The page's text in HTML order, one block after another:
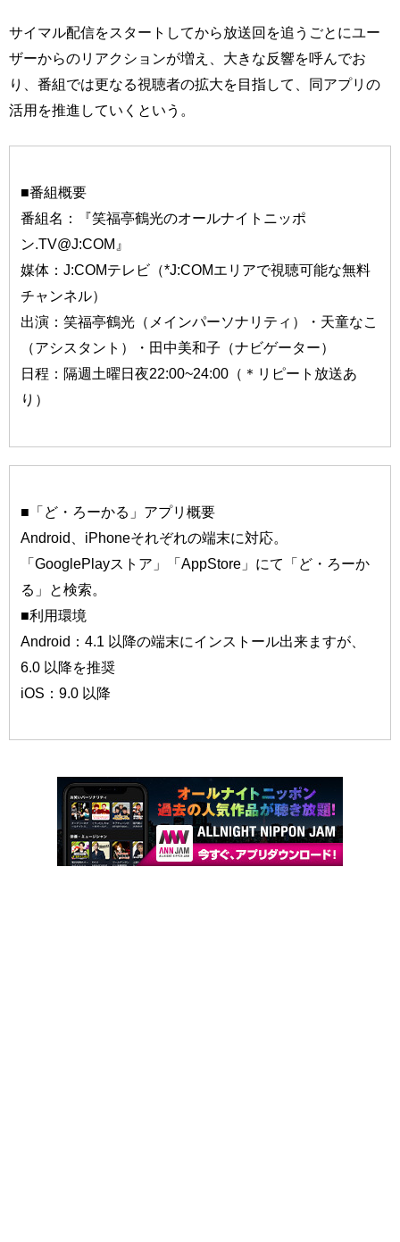
サイマル配信をスタートしてから放送回を追うごとにユー
ザーからのリアクションが増え、大きな反響を呼んでお
り、番組では更なる視聴者の拡大を目指して、同アプリの
活用を推進していくという。
■番組概要
番組名：『笑福亭鶴光のオールナイトニッポ
ン.TV@J:COM』
媒体：J:COMテレビ（*J:COMエリアで視聴可能な無料
チャンネル）
出演：笑福亭鶴光（メインパーソナリティ）・天童なこ
（アシスタント）・田中美和子（ナビゲーター）
日程：隔週土曜日夜22:00~24:00（＊リピート放送あ
り）
■「ど・ろーかる」アプリ概要
Android、iPhoneそれぞれの端末に対応。
「GooglePlayストア」「AppStore」にて「ど・ろーか
る」と検索。
■利用環境
Android：4.1 以降の端末にインストール出来ますが、
6.0 以降を推奨
iOS：9.0 以降